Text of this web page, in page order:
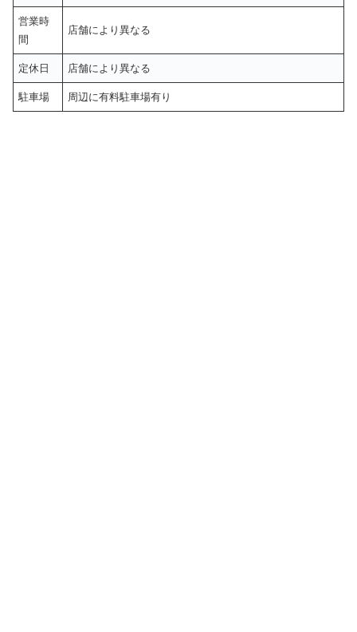
営業時
間
店舗により異なる
定休日 店舗により異なる
駐車場 周辺に有料駐車場有り